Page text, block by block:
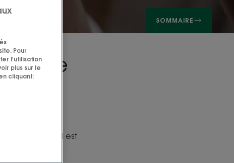
SOMMAIRE
chute
adaptée s’il est
Pour
l'utilisation
plus sur le
cliquant: